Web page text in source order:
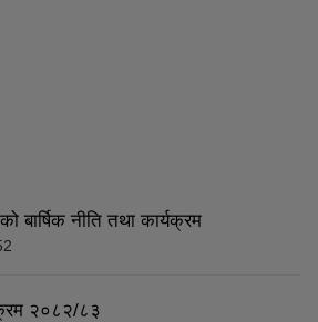
बार्षिक नीति तथा कार्यक्रम
२०८२/८३